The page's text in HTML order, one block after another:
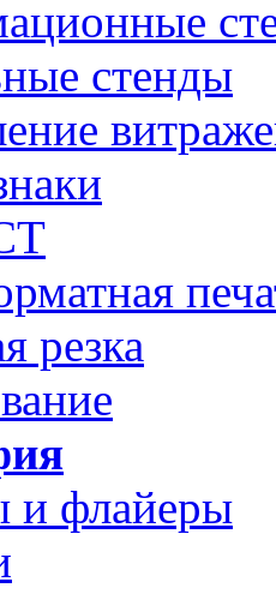
стенды
резка
и флайеры